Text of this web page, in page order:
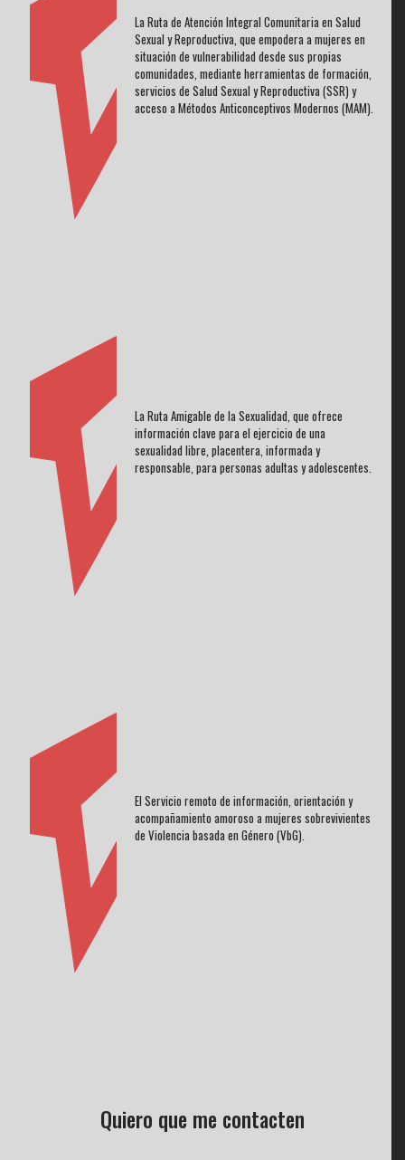
La Ruta de Atención Integral Comunitaria en Salud
Sexual y Reproductiva, que empodera a mujeres en
situación de vulnerabilidad desde sus propias
comunidades, mediante herramientas de formación,
servicios de Salud Sexual y Reproductiva (SSR) y
acceso a Métodos Anticonceptivos Modernos (MAM).
La Ruta Amigable de la Sexualidad, que ofrece
información clave para el ejercicio de una
sexualidad libre, placentera, informada y
responsable, para personas adultas y adolescentes.
El Servicio remoto de información, orientación y
acompañamiento amoroso a mujeres sobrevivientes
de Violencia basada en Género (VbG).
Quiero que me contacten